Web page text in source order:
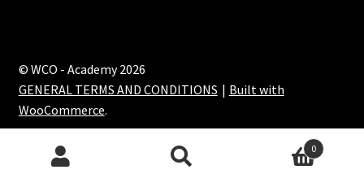
© WCO - Academy 2026
GENERAL TERMS AND CONDITIONS
Built with
WooCommerce.
0